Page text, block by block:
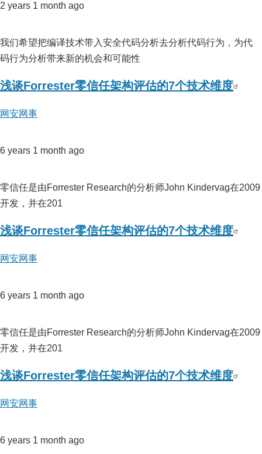
2 years 1 month ago
我们希望把编译技术带入安全代码分析去分析代码行为，为代
码行为分析带来新的机会和可能性
浅谈Forrester零信任架构评估的7个技术维度
网安网事
6 years 1 month ago
零信任是由Forrester Research的分析师John Kindervag在2009
开发，并在201
浅谈Forrester零信任架构评估的7个技术维度
网安网事
6 years 1 month ago
零信任是由Forrester Research的分析师John Kindervag在2009
开发，并在201
浅谈Forrester零信任架构评估的7个技术维度
网安网事
6 years 1 month ago